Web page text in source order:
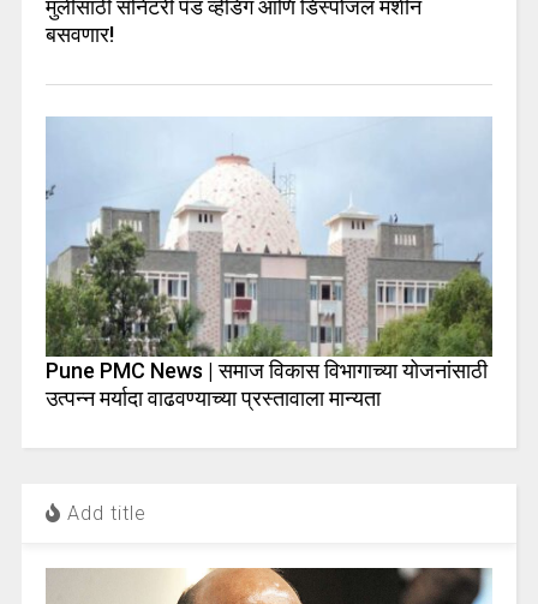
मुलींसाठी सॅनिटरी पॅड व्हेंडिंग आणि डिस्पोजल मशीन
बसवणार!
Pune PMC News | समाज विकास विभागाच्या योजनांसाठी
उत्पन्न मर्यादा वाढवण्याच्या प्रस्तावाला मान्यता
Add title